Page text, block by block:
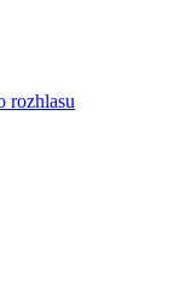
rozhlasu